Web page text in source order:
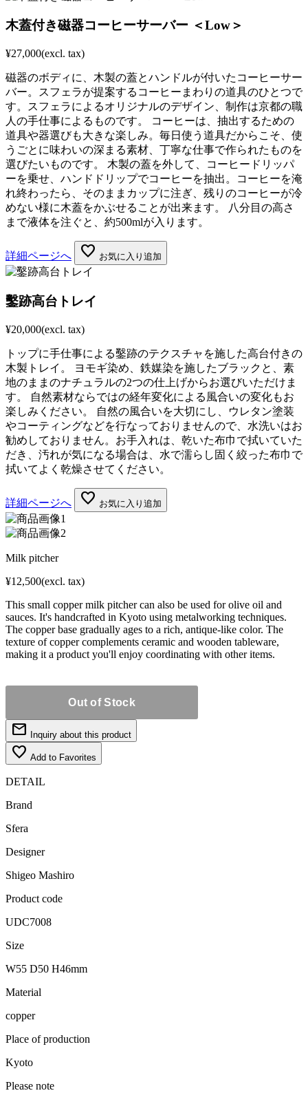
木蓋付き磁器コーヒーサーバー ＜Low＞
¥27,000(excl. tax)
磁器のボディに、木製の蓋とハンドルが付いたコーヒーサー
バー。スフェラが提案するコーヒーまわりの道具のひとつで
す。スフェラによるオリジナルのデザイン、制作は京都の職
人の手仕事によるものです。 コーヒーは、抽出するための
道具や器選びも大きな楽しみ。毎日使う道具だからこそ、使
うごとに味わいの深まる素材、丁寧な仕事で作られたものを
選びたいものです。 木製の蓋を外して、コーヒードリッパ
ーを乗せ、ハンドドリップでコーヒーを抽出。コーヒーを淹
れ終わったら、そのままカップに注ぎ、残りのコーヒーが冷
めない様に木蓋をかぶせることが出来ます。 八分目の高さ
まで液体を注ぐと、約500mlが入ります。
詳細ページへ favorite お気に入り追加
鑿跡高台トレイ
¥20,000(excl. tax)
トップに手仕事による鑿跡のテクスチャを施した高台付きの
木製トレイ。 ヨモギ染め、鉄媒染を施したブラックと、素
地のままのナチュラルの2つの仕上げからお選びいただけま
す。 自然素材ならではの経年変化による風合いの変化もお
楽しみください。 自然の風合いを大切にし、ウレタン塗装
やコーティングなどを行なっておりませんので、水洗いはお
勧めしておりません。お手入れは、乾いた布巾で拭いていた
だき、汚れが気になる場合は、水で濡らし固く絞った布巾で
拭いてよく乾燥させてください。
詳細ページへ favorite お気に入り追加
Milk pitcher
¥12,500(excl. tax)
This small copper milk pitcher can also be used for olive oil and
sauces. It's handcrafted in Kyoto using metalworking techniques.
The copper base gradually ages to a rich, antique-like color. The
texture of copper complements ceramic and wooden tableware,
making it a product you'll enjoy coordinating with other items.
mail Inquiry about this product
favorite_border Add to Favorites
DETAIL
Brand
Sfera
Designer
Shigeo Mashiro
Product code
UDC7008
Size
W55 D50 H46mm
Material
copper
Place of production
Kyoto
Please note